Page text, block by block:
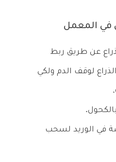
في المعمل
عن طريق ربط
لوقف الدم ولكي
في الوريد لسحب